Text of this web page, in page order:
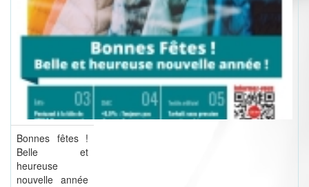
Bonnes fêtes !
Belle et
heureuse
nouvelle année